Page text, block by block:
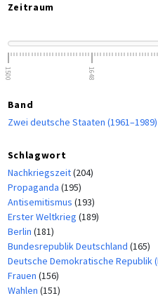
Zeitraum
1500 1648
Band
Zwei deutsche Staaten (1961–1989)
Schlagwort
Nachkriegszeit(204)
Propaganda (195)
Antisemitismus (193)
Erster Weltkrieg (189)
Berlin (181)
Bundesrepublik Deutschland (165)
Deutsche Demokratische Republik
Frauen (156)
Wahlen (151)